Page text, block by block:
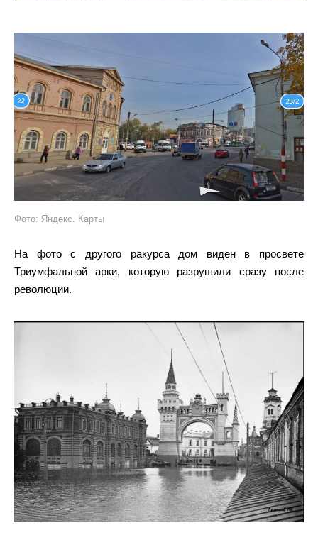
Фото: Яндекс. Карты
На фото с другого ракурса дом виден в просвете
Триумфальной арки, которую разрушили сразу после
революции.